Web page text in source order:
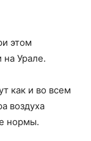
этом
на Урале.
как и во всем
воздуха
нормы.